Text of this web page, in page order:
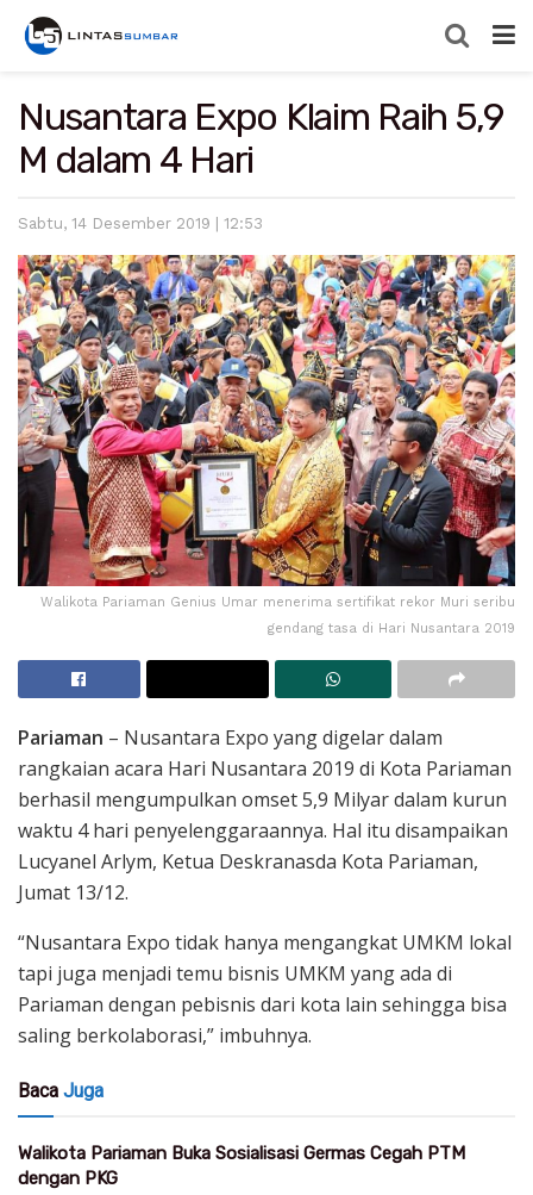
Nusantara Expo Klaim Raih 5,9
M dalam 4 Hari
Sabtu, 14 Desember 2019 | 12:53
Walikota Pariaman Genius Umar menerima sertifikat rekor Muri seribu
gendang tasa di Hari Nusantara 2019
Pariaman – Nusantara Expo yang digelar dalam
rangkaian acara Hari Nusantara 2019 di Kota Pariaman
berhasil mengumpulkan omset 5,9 Milyar dalam kurun
waktu 4 hari penyelenggaraannya. Hal itu disampaikan
Lucyanel Arlym, Ketua Deskranasda Kota Pariaman,
Jumat 13/12.
“Nusantara Expo tidak hanya mengangkat UMKM lokal
tapi juga menjadi temu bisnis UMKM yang ada di
Pariaman dengan pebisnis dari kota lain sehingga bisa
saling berkolaborasi,” imbuhnya.
Baca Juga
Walikota Pariaman Buka Sosialisasi Germas Cegah PTM
dengan PKG